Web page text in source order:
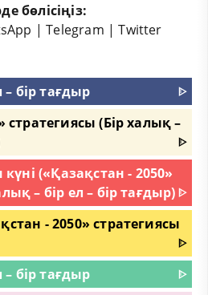
бөлісіңіз:
|Telegram |Twitter
– бір тағдыр
ᐈ
стратегиясы (Бір халық –
ᐈ
(«Қазақстан - 2050»
– бір ел – бір тағдыр)ᐈ
- 2050» стратегиясы
ᐈ
– бір тағдыр
ᐈ